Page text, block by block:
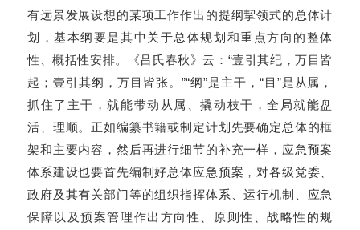
有远景发展设想的某项工作作出的提纲挈领式的总体计
划，基本纲要是其中关于总体规划和重点方向的整体
性、概括性安排。《吕氏春秋》云：“壹引其纪，万目皆
起；壹引其纲，万目皆张。”“纲”是主干，“目”是从属，
抓住了主干，就能带动从属、撬动枝干，全局就能盘
活、理顺。正如编纂书籍或制定计划先要确定总体的框
架和主要内容，然后再进行细节的补充一样，应急预案
体系建设也要首先编制好总体应急预案，对各级党委、
政府及其有关部门等的组织指挥体系、运行机制、应急
保障以及预案管理作出方向性、原则性、战略性的规